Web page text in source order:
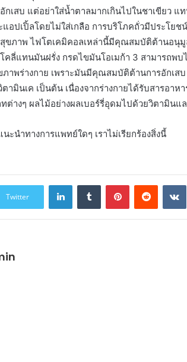
เสบ แต่อย่าใส่น้ำตาลมากเกินไปในชาเขียว แ
อปเปิ้ลโดยไม่ใส่เกลือ การบริโภคถั่วมีประโย
ภาพ ไฟโตเคมิคอลเหล่านี้มีคุณสมบัติต้านอนุมู
ลี่แทนมันฝรั่ง กรดไขมันโอเมก้า 3 สามารถพ
าพร่างกาย เพราะมันมีคุณสมบัติต้านการอักเส
ามินเค เป็นต้น เนื่องจากร่างกายได้รับสารอา
ต่างๆ ผลไม้อย่างผลเบอร์รี่อุดมไปด้วยวิตามินแ
นำทางการแพทย์ใดๆ เราไม่เรียกร้องสิ่งนี้
Twitter
LinkedInTumblr PinterestReddit